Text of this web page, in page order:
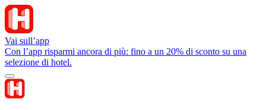
Vai sull’app
Con l’app risparmi ancora di più: fino a un 20% di sconto su una
selezione di hotel.